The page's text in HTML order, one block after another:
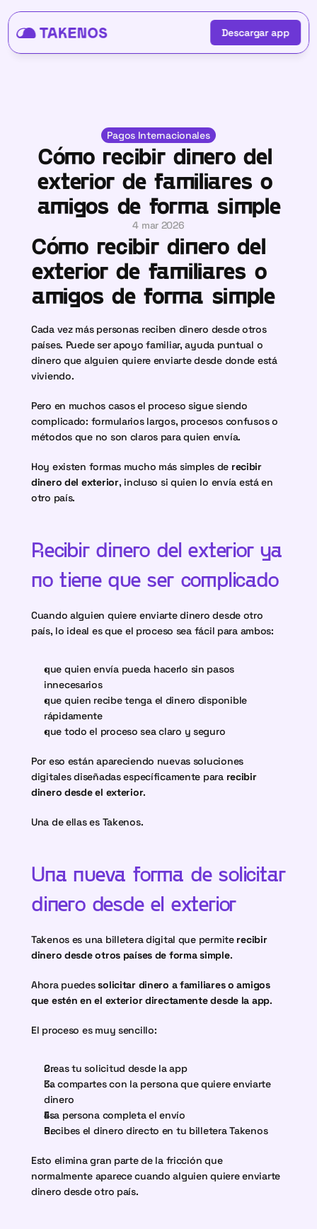
Descargar app
Descargar app
Pagos Internacionales
Cómo recibir dinero del
exterior de familiares o
amigos de forma simple
4 mar 2026
Cómo recibir dinero del
exterior de familiares o
amigos de forma simple
Cada vez más personas reciben dinero desde otros
países. Puede ser apoyo familiar, ayuda puntual o
dinero que alguien quiere enviarte desde donde está
viviendo.
Pero en muchos casos el proceso sigue siendo
complicado: formularios largos, procesos confusos o
métodos que no son claros para quien envía.
Hoy existen formas mucho más simples de recibir
dinero del exterior, incluso si quien lo envía está en
otro país.
Recibir dinero del exterior ya
no tiene que ser complicado
Cuando alguien quiere enviarte dinero desde otro
país, lo ideal es que el proceso sea fácil para ambos:
que quien envía pueda hacerlo sin pasos
innecesarios
que quien recibe tenga el dinero disponible
rápidamente
que todo el proceso sea claro y seguro
Por eso están apareciendo nuevas soluciones
digitales diseñadas específicamente para recibir
dinero desde el exterior.
Una de ellas es Takenos.
Una nueva forma de solicitar
dinero desde el exterior
Takenos es una billetera digital que permite recibir
dinero desde otros países de forma simple.
Ahora puedes solicitar dinero a familiares o amigos
que estén en el exterior directamente desde la app.
El proceso es muy sencillo:
Creas tu solicitud desde la app
La compartes con la persona que quiere enviarte
dinero
Esa persona completa el envío
Recibes el dinero directo en tu billetera Takenos
Esto elimina gran parte de la fricción que
normalmente aparece cuando alguien quiere enviarte
dinero desde otro país.